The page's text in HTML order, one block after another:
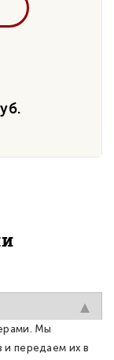
Мы
передаем их в